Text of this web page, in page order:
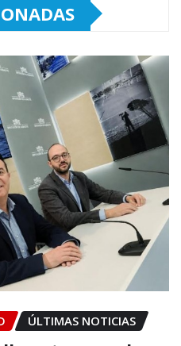
ÚLTIMAS NOTICIAS